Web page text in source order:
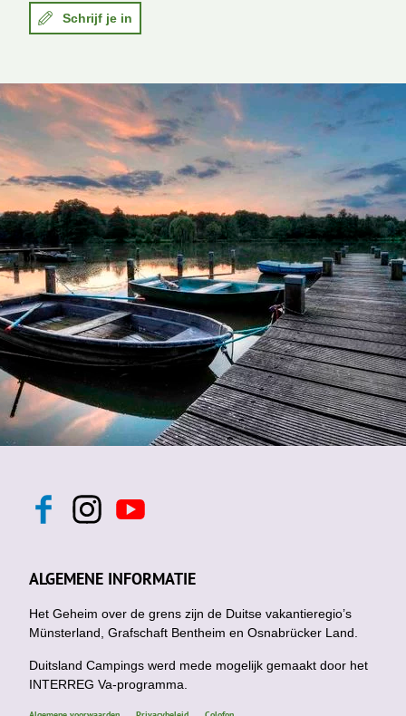
Schrijf je in
F
b
o
k
I
n
a
g
a
m
Y
o
u
b
ALGEMENE INFORMATIE
Het Geheim over de grens zijn de Duitse vakantieregio’s
Münsterland, Grafschaft Bentheim en Osnabrücker Land.
Duitsland Campings werd mede mogelijk gemaakt door het
INTERREG Va-programma.